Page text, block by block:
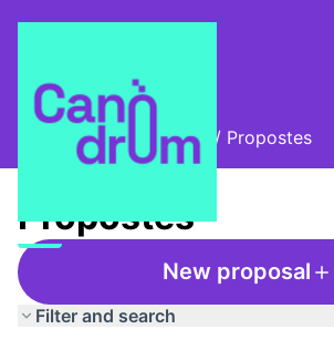
Trobades i assemblees / Propostes
Propostes
New proposal
Filter and search